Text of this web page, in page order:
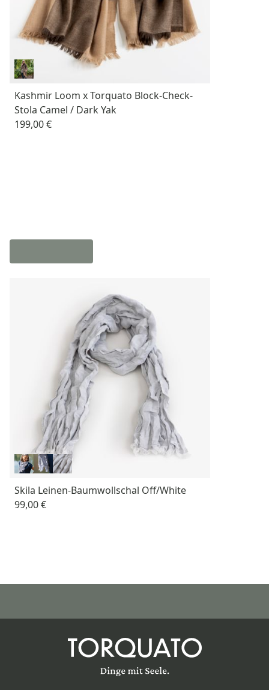
Kashmir Loom x Torquato Block-Check-
Stola Camel / Dark Yak
199,00 €
Skila Leinen-Baumwollschal Off/White
99,00 €